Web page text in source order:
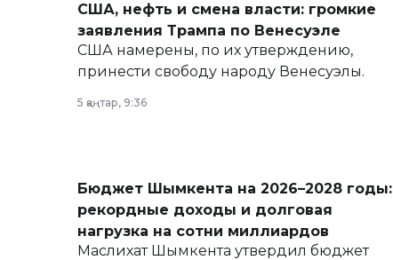
США, нефть и смена власти: громкие
заявления Трампа по Венесуэле
США намерены, по их утверждению,
принести свободу народу Венесуэлы.
5 қаңтар, 9:36
Бюджет Шымкента на 2026–2028 годы:
рекордные доходы и долговая
нагрузка на сотни миллиардов
Маслихат Шымкента утвердил бюджет